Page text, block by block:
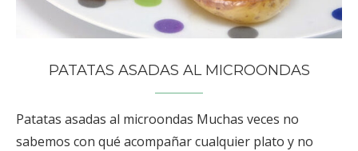
PATATAS ASADAS AL MICROONDAS
Patatas asadas al microondas Muchas veces no
sabemos con qué acompañar cualquier plato y no